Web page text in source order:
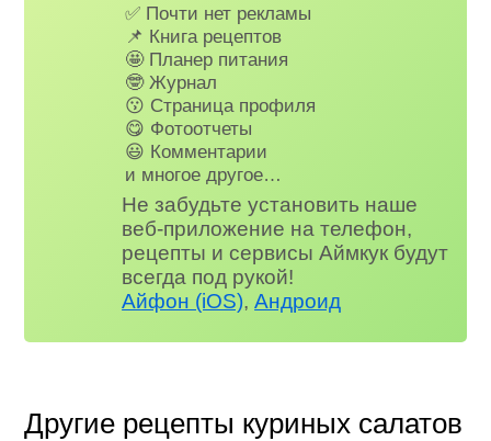
✅ Почти нет рекламы
📌 Книга рецептов
🤩 Планер питания
🤓 Журнал
😗 Страница профиля
😋 Фотоотчеты
😃 Комментарии
и многое другое…
Не забудьте установить наше
веб-приложение на телефон,
рецепты и сервисы Аймкук будут
всегда под рукой!
Айфон (iOS),Андроид
Другие рецепты куриных салатов